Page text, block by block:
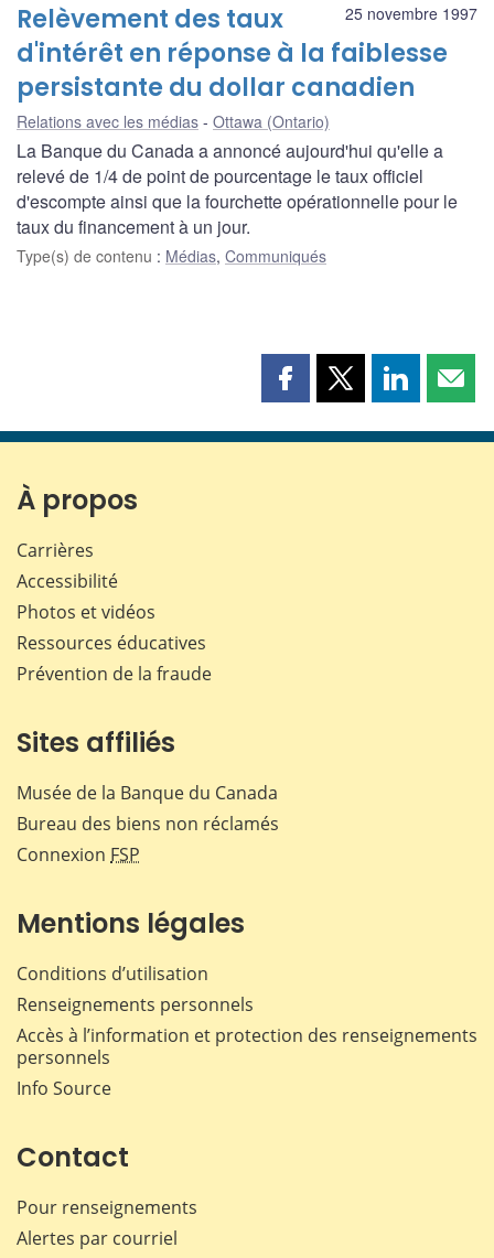
25 novembre 1997
Relèvement des taux
d'intérêt en réponse à la faiblesse
persistante du dollar canadien
Relations avec les médias Ottawa (Ontario)
La Banque du Canada a annoncé aujourd'hui qu'elle a
relevé de 1/4 de point de pourcentage le taux officiel
d'escompte ainsi que la fourchette opérationnelle pour le
taux du financement à un jour.
Type(s) de contenu : Médias, Communiqués
Partager
page
Partager
page
Partager
page page
À propos
Carrières
Accessibilité
Photos et vidéos
Ressources éducatives
Prévention de la fraude
Sites affiliés
Musée de la Banque du Canada
Bureau des biens non réclamés
Connexion FSP
Mentions légales
Conditions d’utilisation
Renseignements personnels
Accès à l’information et protection des renseignements
personnels
Info Source
Contact
Pour renseignements
Alertes par courriel